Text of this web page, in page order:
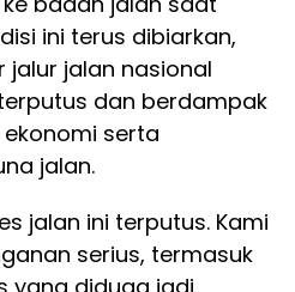
ini terus dibiarkan,
jalan nasional
dan berdampak
serta
jalan.
jalan ini terputus. Kami
serius, termasuk